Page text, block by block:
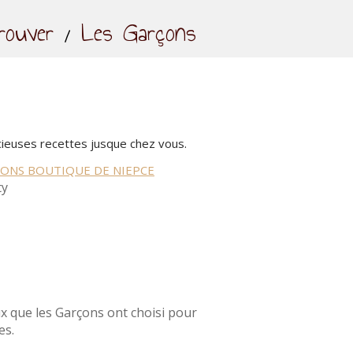
Les Garçons
recettes jusque chez vous.
BOUTIQUE DE NIEPCE
que les Garçons ont choisi pour